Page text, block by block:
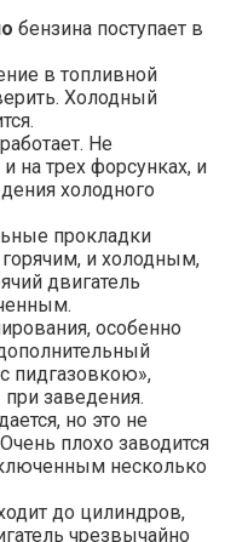
бензина поступает в
в топливной
Холодный
Не
на трех форсунках, и
холодного
прокладки
и холодным,
двигатель
особенно
пидгазовкою»,
заведения.
но это не
плохо заводится
несколько
до цилиндров,
чрезвычайно